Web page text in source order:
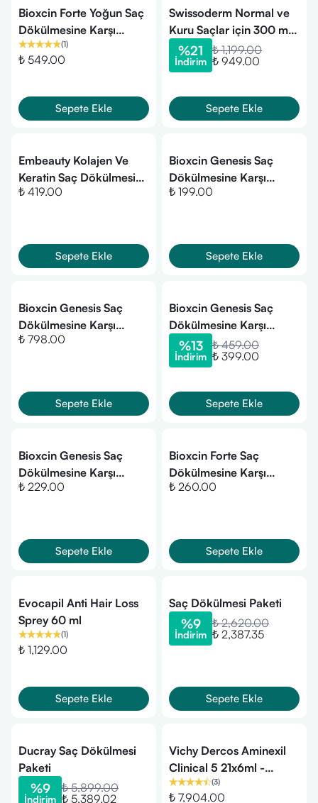
Bioxcin Forte Yoğun Saç
Dökülmesine Karşı
Bitkisel Şampuan 300 ml
- 3 Al 2 Öde
(1)
₺ 549.00
Sepete Ekle
Swissoderm Normal ve
Kuru Saçlar için 300 ml
Saç Dökülmesine Karşı
Tuzsuz Şampuan
%21
İndirim
₺ 1,199.00
₺ 949.00
Sepete Ekle
Embeauty Kolajen Ve
Keratin Saç Dökülmesine
Karşı Hızlı Sac Uzatan
₺ 419.00
Sepete Ekle
Bioxcin Genesis Saç
Dökülmesine Karşı
Bitkisel Şampuan - Yağlı
₺ 199.00
Sepete Ekle
Bioxcin Genesis Saç
Dökülmesine Karşı
Bitkisel Şampuan - Yağlı
₺ 798.00
Sepete Ekle
Bioxcin Genesis Saç
Dökülmesine Karşı
Bitkisel Şampuan - Kuru
Normal Saçlar 3 Al 2
%13
İndirim
₺ 459.00
₺ 399.00
Sepete Ekle
Bioxcin Genesis Saç
Dökülmesine Karşı
Bitkisel Şampuan - Kuru
₺ 229.00
Sepete Ekle
Bioxcin Forte Saç
Dökülmesine Karşı
Şampuan 300ml
₺ 260.00
Sepete Ekle
Evocapil Anti Hair Loss
Sprey 60 ml
(1)
₺ 1,129.00
Sepete Ekle
Saç Dökülmesi Paketi
%9
İndirim
₺ 2,620.00
₺ 2,387.35
Sepete Ekle
Ducray Saç Dökülmesi
Paketi
%9
İndirim
₺ 5,899.00
₺ 5,389.02
Vichy Dercos Aminexil
Clinical 5 21x6ml -
Erkekler için Saç
(3)
₺ 7,904.00